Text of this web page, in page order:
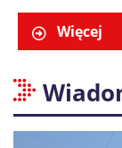
Więcej